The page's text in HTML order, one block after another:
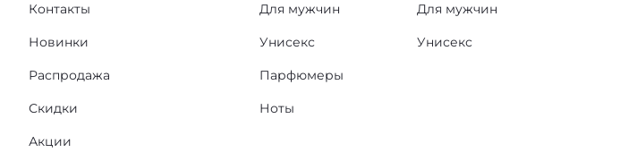
Контакты
Новинки
Распродажа
Скидки
Акции
Для мужчин
Унисекс
Парфюмеры
Ноты
Для мужчин
Унисекс